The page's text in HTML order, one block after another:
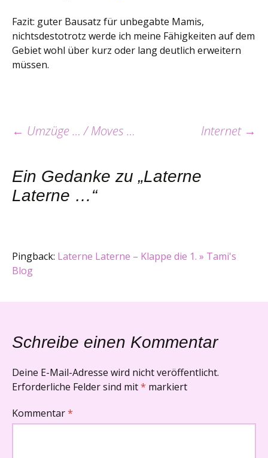
Fazit: guter Bausatz für unbegabte Mamis,
nichtsdestotrotz werde ich meine Fähigkeiten auf dem
Gebiet wohl über kurz oder lang deutlich erweitern
müssen.
Beitrags-
Navigation
← Umzüge … / Moves … Internet →
Ein Gedanke zu „Laterne
Laterne …“
Pingback: Laterne Laterne – Klappe die 1. » Tami's
Blog
Schreibe einen Kommentar
Deine E-Mail-Adresse wird nicht veröffentlicht.
Erforderliche Felder sind mit* markiert
Kommentar*